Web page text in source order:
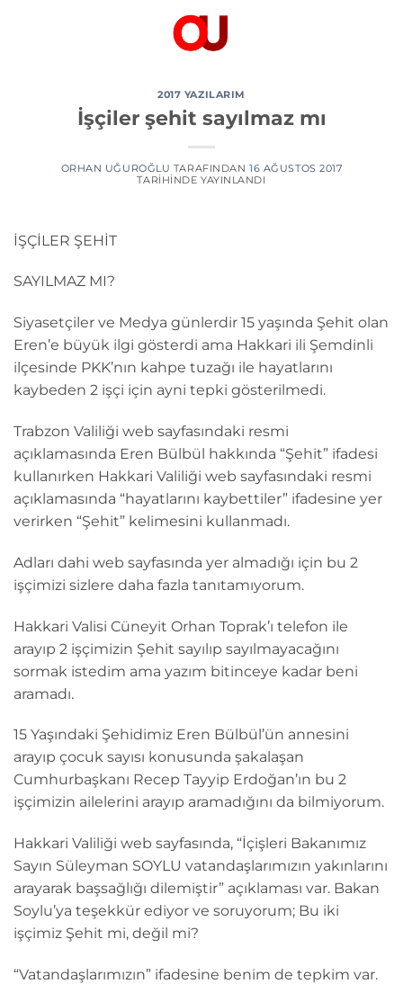
2017 YAZILARIM
İşçiler şehit sayılmaz mı
ORHAN UĞUROĞLU TARAFINDAN 16 AĞUSTOS 2017
TARIHINDE YAYINLANDI
İŞÇİLER ŞEHİT
SAYILMAZ MI?
Siyasetçiler ve Medya günlerdir 15 yaşında Şehit olan
Eren’e büyük ilgi gösterdi ama Hakkari ili Şemdinli
ilçesinde PKK’nın kahpe tuzağı ile hayatlarını
kaybeden 2 işçi için ayni tepki gösterilmedi.
Trabzon Valiliği web sayfasındaki resmi
açıklamasında Eren Bülbül hakkında “Şehit” ifadesi
kullanırken Hakkari Valiliği web sayfasındaki resmi
açıklamasında “hayatlarını kaybettiler” ifadesine yer
verirken “Şehit” kelimesini kullanmadı.
Adları dahi web sayfasında yer almadığı için bu 2
işçimizi sizlere daha fazla tanıtamıyorum.
Hakkari Valisi Cüneyit Orhan Toprak’ı telefon ile
arayıp 2 işçimizin Şehit sayılıp sayılmayacağını
sormak istedim ama yazım bitinceye kadar beni
aramadı.
15 Yaşındaki Şehidimiz Eren Bülbül’ün annesini
arayıp çocuk sayısı konusunda şakalaşan
Cumhurbaşkanı Recep Tayyip Erdoğan’ın bu 2
işçimizin ailelerini arayıp aramadığını da bilmiyorum.
Hakkari Valiliği web sayfasında, “İçişleri Bakanımız
Sayın Süleyman SOYLU vatandaşlarımızın yakınlarını
arayarak başsağlığı dilemiştir” açıklaması var. Bakan
Soylu’ya teşekkür ediyor ve soruyorum; Bu iki
işçimiz Şehit mi, değil mi?
“Vatandaşlarımızın” ifadesine benim de tepkim var.